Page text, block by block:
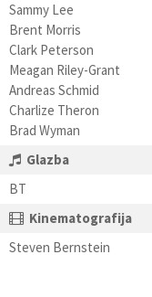
Sammy Lee
Brent Morris
Clark Peterson
Meagan Riley-Grant
Andreas Schmid
Charlize Theron
Brad Wyman
Glazba
BT
Kinematografija
Steven Bernstein